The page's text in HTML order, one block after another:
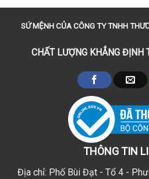
SỨ MỆNH CỦA CÔNG TY TNHH
CHẤT LƯỢNG KHẲNG ĐỊNH
THÔNG TIN
Địa chỉ: Phố Bùi Đạt - Tổ 4 -